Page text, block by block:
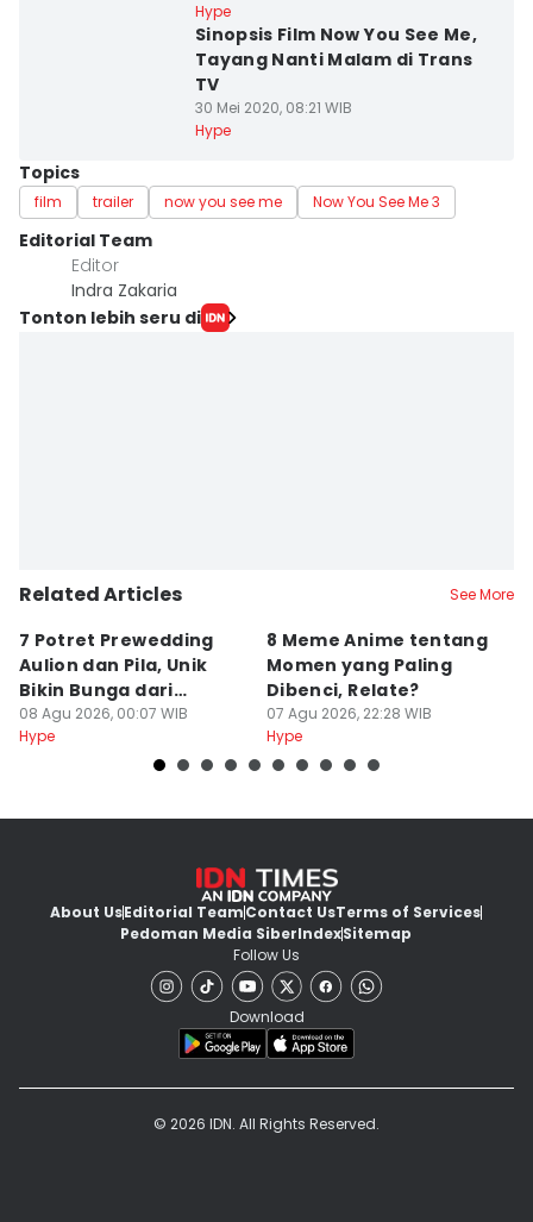
Hype
Sinopsis Film Now You See Me,
Tayang Nanti Malam di Trans
TV
30 Mei 2020, 08:21 WIB
Hype
Topics
film trailer now you see me Now You See Me 3
Editorial Team
Editor
Indra Zakaria
Tonton lebih seru di
Related Articles See More
7 Potret Prewedding
Aulion dan Pila, Unik
Bikin Bunga dari
Kardus!
08 Agu 2026, 00:07 WIB
Hype
8 Meme Anime tentang
Momen yang Paling
Dibenci, Relate?
07 Agu 2026, 22:28 WIB
Hype
About UsEditorial TeamContact UsTerms of Services
Pedoman Media SiberIndexSitemap
Follow Us
Download
© 2026 IDN. All Rights Reserved.